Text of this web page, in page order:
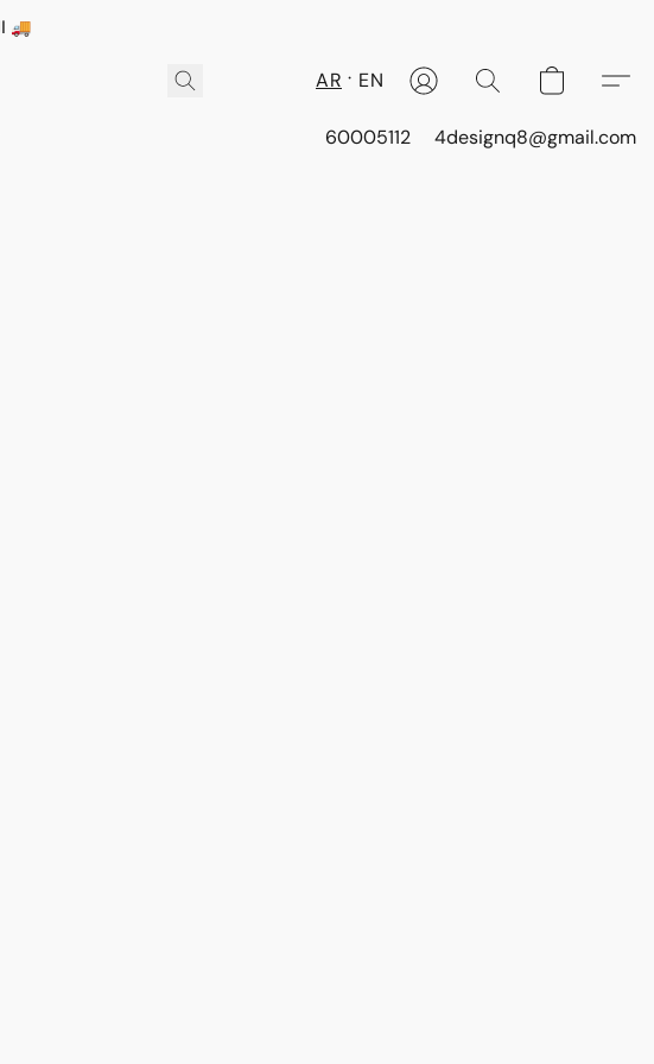
التوصيل مجاني للطلبات بقيمة 15 دينار فما فوق 🚚
AR EN
60005112 4designq8@gmail.com